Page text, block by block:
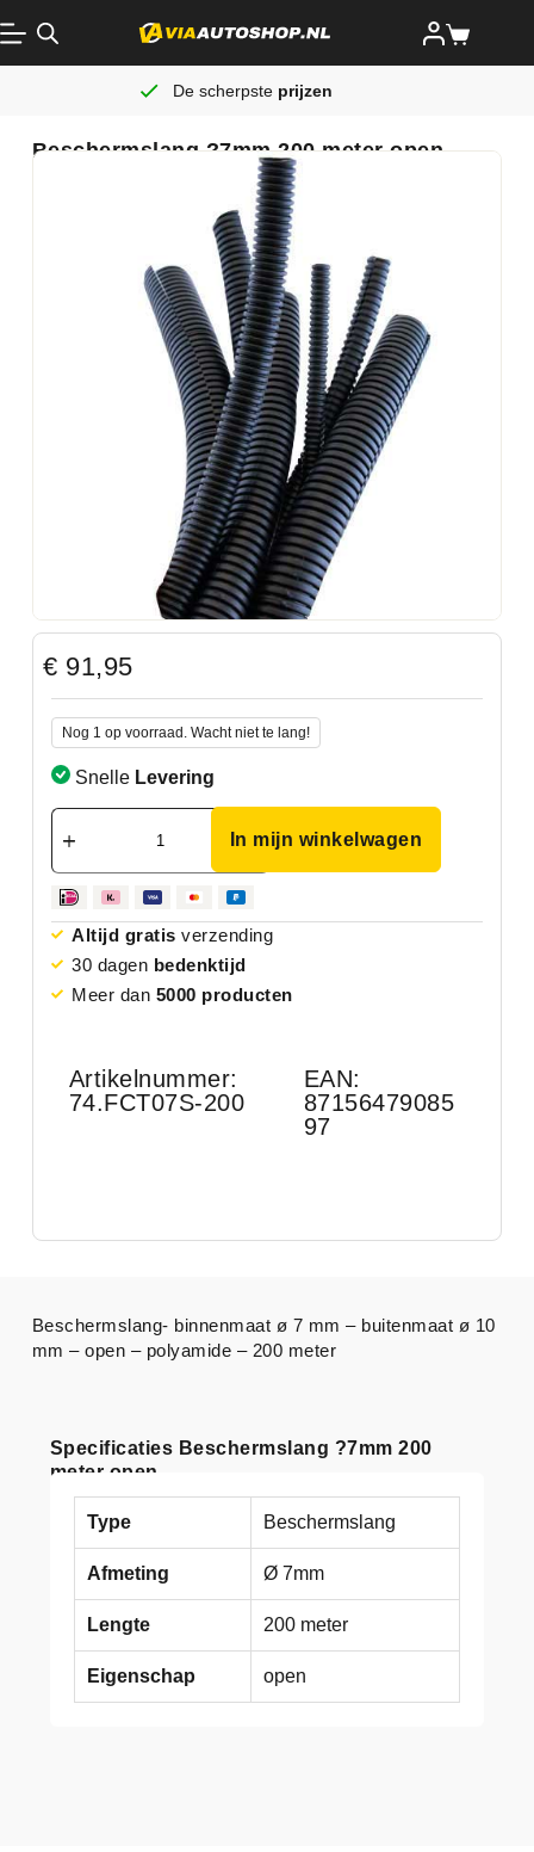
De scherpste prijzen
Beschermslang ?7mm 200 meter open
€ 91,95
Nog 1 op voorraad. Wacht niet te lang!
Snelle Levering
In mijn winkelwagen
Altijd gratis verzending
30 dagen bedenktijd
Meer dan 5000 producten
Artikelnummer:
74.FCT07S-200
EAN:
87156479085
97
Specificaties Beschermslang ?7mm 200
meter open
Type Beschermslang
Afmeting Ø 7mm
Lengte 200 meter
Eigenschap open
Beschermslang- binnenmaat ø 7 mm – buitenmaat ø 10
mm – open – polyamide – 200 meter